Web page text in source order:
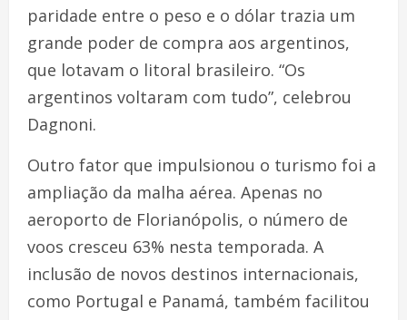
paridade entre o peso e o dólar trazia um
grande poder de compra aos argentinos,
que lotavam o litoral brasileiro. “Os
argentinos voltaram com tudo”, celebrou
Dagnoni.
Outro fator que impulsionou o turismo foi a
ampliação da malha aérea. Apenas no
aeroporto de Florianópolis, o número de
voos cresceu 63% nesta temporada. A
inclusão de novos destinos internacionais,
como Portugal e Panamá, também facilitou